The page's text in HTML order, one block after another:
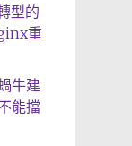
型的
重
牛建
能擋